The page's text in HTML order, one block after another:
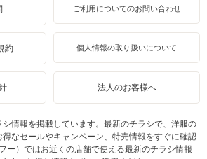
ご利用についてのお問い合わせ
約 個人情報の取り扱いについて
法人のお客様へ
情報を掲載しています。最新のチラシで、洋服の
なセールやキャンペーン、特売情報をすぐに確認
ー）ではお近くの店舗で使える最新のチラシ情報